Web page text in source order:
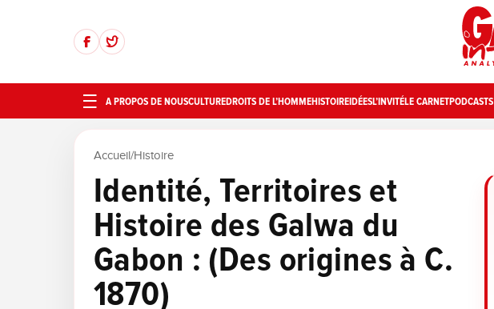
A PROPOS DE NOUSCULTUREDROITS DE L’HOMMEHISTOIREIDÉESL’INVITÉLE CARNETPODCASTS
Accueil/Histoire
Identité, Territoires et
Histoire des Galwa du
Gabon : (Des origines à C.
1870)